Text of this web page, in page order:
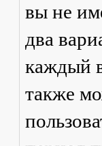
вы не
два
каждый
также